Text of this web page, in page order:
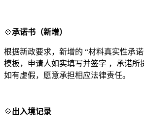
💠承诺书（新增）
根据新政要求，新增的 “材料真实性承
模板，申请人如实填写并签字 ，承诺所
如有虚假，愿意承担相应法律责任。
💠出入境记录